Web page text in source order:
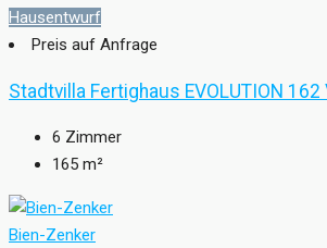
Hausentwurf
Preis auf Anfrage
Stadtvilla Fertighaus EVOLUTION 162
6 Zimmer
165 m²
Bien-Zenker